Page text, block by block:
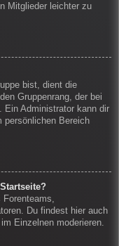
Mitglieder leichter zu
bist, dient die
Gruppenrang, der bei
Ein Administrator kann dir
persönlichen Bereich
Du findest hier auch
Einzelnen moderieren.